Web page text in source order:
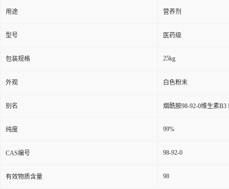
用途 营养剂
型号 医药级
包装规格 25kg
外观 白色粉末
别名 烟酰胺98-92-0维生素B3
纯度 99%
CAS编号 98-92-0
有效物质含量 98